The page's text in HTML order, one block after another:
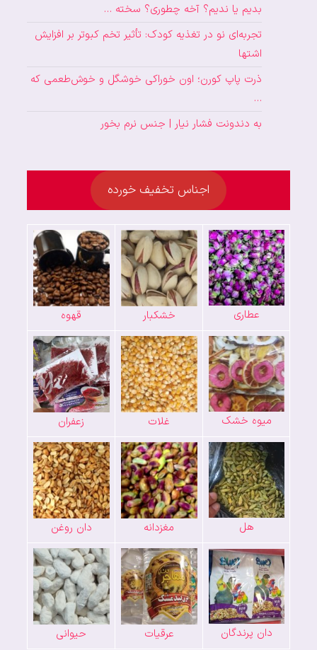
بدیم یا ندیم؟ آخه چطوری؟ سخته …
تجربه‌ای نو در تغذیه کودک: تأثیر تخم کبوتر بر افزایش
اشتها
ذرت پاپ کورن؛ اون خوراکی خوشگل و خوش‌طعمی که
…
به دندونت فشار نیار | جنس نرم بخور
اجناس تخفیف خورده
عطاری خشکبار قهوه
میوه خشک غلات زعفران
هل مغزدانه دان روغن
دان پرندگان عرقیات حیوانی